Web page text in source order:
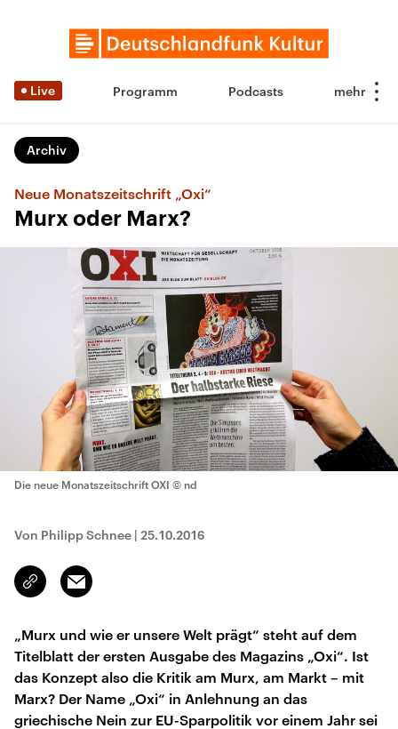
Live Programm Podcasts
Archiv
Neue Monatszeitschrift „Oxi“
Murx oder Marx?
Die neue Monatszeitschrift OXI © nd
Von Philipp Schnee | 25.10.2016
Link
kopieren/teilen
Email
„Murx und wie er unsere Welt prägt“ steht auf dem
Titelblatt der ersten Ausgabe des Magazins „Oxi“. Ist
das Konzept also die Kritik am Murx, am Markt – mit
Marx? Der Name „Oxi“ in Anlehnung an das
griechische Nein zur EU-Sparpolitik vor einem Jahr sei